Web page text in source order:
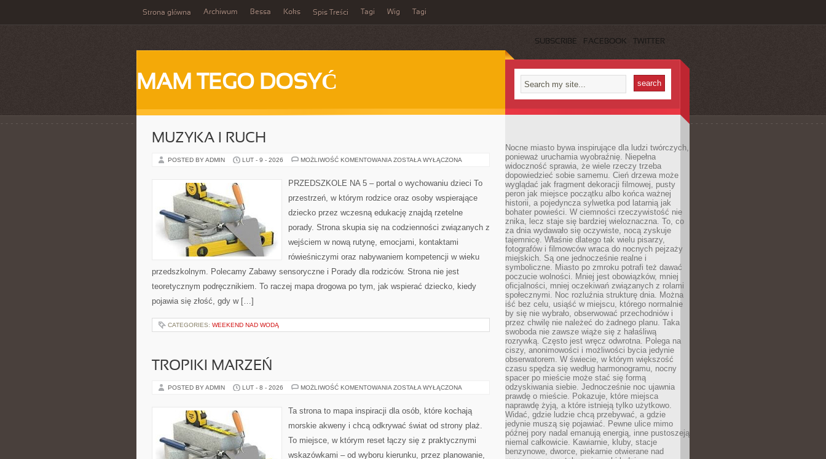
Strona główna Archiwum Bessa Koks Spis Treści Tagi Wig Tagi
SUBSCRIBE FACEBOOK TWITTER
MAM TEGO DOSYĆ
MUZYKA I RUCH
POSTED BY ADMIN LUT - 9 - 2026 MOŻLIWOŚĆ KOMENTOWANIA MUZYKA
ZOSTAŁA WYŁĄCZONA
PRZEDSZKOLE NA 5 – portal o wychowaniu dzieci To
przestrzeń, w którym rodzice oraz osoby wspierające
dziecko przez wczesną edukację znajdą rzetelne
porady. Strona skupia się na codzienności związanych z
wejściem w nową rutynę, emocjami, kontaktami
rówieśniczymi oraz nabywaniem kompetencji w wieku
przedszkolnym. Polecamy Zabawy sensoryczne i Porady dla rodziców. Strona nie jest
teoretycznym podręcznikiem. To raczej mapa drogowa po tym, jak wspierać dziecko, kiedy
pojawia się złość, gdy w […]
CATEGORIES: WEEKEND NAD WODĄ
TROPIKI MARZEŃ
POSTED BY ADMIN LUT - 8 - 2026 MOŻLIWOŚĆ KOMENTOWANIA TROPIKI
ZOSTAŁA WYŁĄCZONA
Ta strona to mapa inspiracji dla osób, które kochają
morskie akweny i chcą odkrywać świat od strony plaż.
To miejsce, w którym reset łączy się z praktycznymi
wskazówkami – od wyboru kierunku, przez planowanie,
Nocne miasto bywa inspirujące dla ludzi twórczych,
ponieważ uruchamia wyobraźnię. Niepełna
widoczność sprawia, że wiele rzeczy trzeba
dopowiedzieć sobie samemu. Cień drzewa może
wyglądać jak fragment dekoracji filmowej, pusty
peron jak miejsce początku albo końca ważnej
historii, a pojedyncza sylwetka pod latarnią jak
bohater powieści. W ciemności rzeczywistość nie
znika, lecz staje się bardziej wieloznaczna. To, co
za dnia wydawało się oczywiste, nocą zyskuje
tajemnicę. Właśnie dlatego tak wielu pisarzy,
fotografów i filmowców wraca do nocnych pejzaży
miejskich. Są one jednocześnie realne i
symboliczne. Miasto po zmroku potrafi też dawać
poczucie wolności. Mniej jest obowiązków, mniej
oficjalności, mniej oczekiwań związanych z rolami
społecznymi. Noc rozluźnia strukturę dnia. Można
iść bez celu, usiąść w miejscu, którego normalnie
by się nie wybrało, obserwować przechodniów i
przez chwilę nie należeć do żadnego planu. Taka
swoboda nie zawsze wiąże się z hałaśliwą
rozrywką. Często jest wręcz odwrotna. Polega na
ciszy, anonimowości i możliwości bycia jedynie
obserwatorem. W świecie, w którym większość
czasu spędza się według harmonogramu, nocny
spacer po mieście może stać się formą
odzyskiwania siebie. Jednocześnie noc ujawnia
prawdę o mieście. Pokazuje, które miejsca
naprawdę żyją, a które istnieją tylko użytkowo.
Widać, gdzie ludzie chcą przebywać, a gdzie
jedynie muszą się pojawiać. Pewne ulice mimo
późnej pory nadal emanują energią, inne pustoszeją
niemal całkowicie. Kawiarnie, kluby, stacje
benzynowe, dworce, piekarnie otwierane nad